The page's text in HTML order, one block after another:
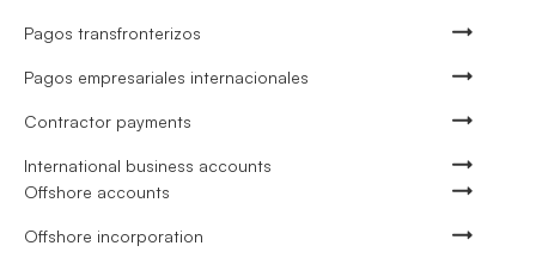
Pagos transfronterizos
Pagos empresariales internacionales
Contractor payments
International business accounts
Offshore accounts
Offshore incorporation